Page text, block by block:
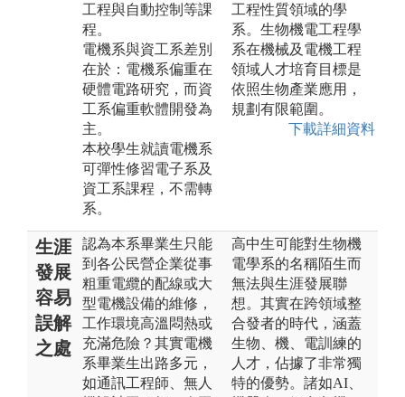
工程與自動控制等課
程。
電機系與資工系差別
在於：電機系偏重在
硬體電路研究，而資
工系偏重軟體開發為
主。
本校學生就讀電機系
可彈性修習電子系及
資工系課程，不需轉
系。
工程性質領域的學
系。生物機電工程學
系在機械及電機工程
領域人才培育目標是
依照生物產業應用，
規劃有限範圍。
下載詳細資料
生涯
發展
容易
誤解
之處
認為本系畢業生只能
到各公民營企業從事
粗重電纜的配線或大
型電機設備的維修，
工作環境高溫悶熱或
充滿危險？其實電機
系畢業生出路多元，
如通訊工程師、無人
高中生可能對生物機
電學系的名稱陌生而
無法與生涯發展聯
想。其實在跨領域整
合發者的時代，涵蓋
生物、機、電訓練的
人才，佔據了非常獨
特的優勢。諸如AI、